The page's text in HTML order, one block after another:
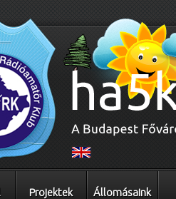
Projektek Állomásaink